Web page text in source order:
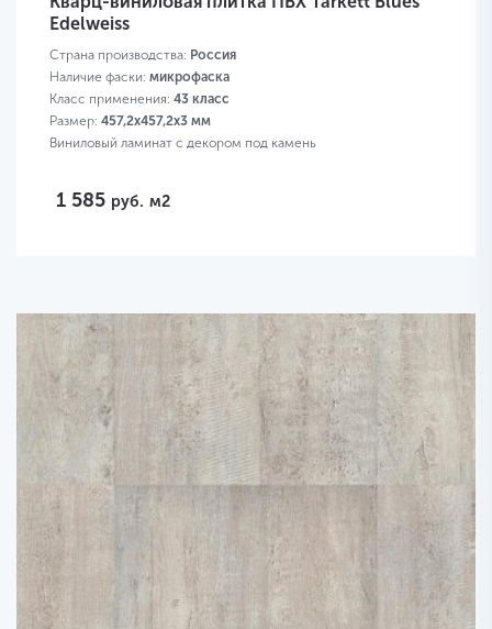
Edelweiss
Страна производства: Россия
Наличие фаски: микрофаска
Класс применения: 43 класс
Размер: 457,2х457,2х3 мм
Виниловый ламинат с декором под камень
1 585 руб. м2